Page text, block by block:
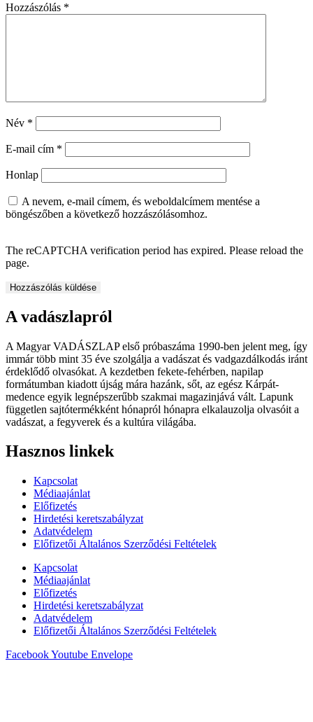
Hozzászólás *
Név *
E-mail cím *
Honlap
A nevem, e-mail címem, és weboldalcímem mentése a
böngészőben a következő hozzászólásomhoz.
The reCAPTCHA verification period has expired. Please reload the
page.
A vadászlapról
A Magyar VADÁSZLAP első próbaszáma 1990-ben jelent meg, így
immár több mint 35 éve szolgálja a vadászat és vadgazdálkodás iránt
érdeklődő olvasókat. A kezdetben fekete-fehérben, napilap
formátumban kiadott újság mára hazánk, sőt, az egész Kárpát-
medence egyik legnépszerűbb szakmai magazinjává vált. Lapunk
független sajtótermékként hónapról hónapra elkalauzolja olvasóit a
vadászat, a fegyverek és a kultúra világába.
Hasznos linkek
Kapcsolat
Médiaajánlat
Előfizetés
Hirdetési keretszabályzat
Adatvédelem
Előfizetői Általános Szerződési Feltételek
Kapcsolat
Médiaajánlat
Előfizetés
Hirdetési keretszabályzat
Adatvédelem
Előfizetői Általános Szerződési Feltételek
FacebookYoutube Envelope